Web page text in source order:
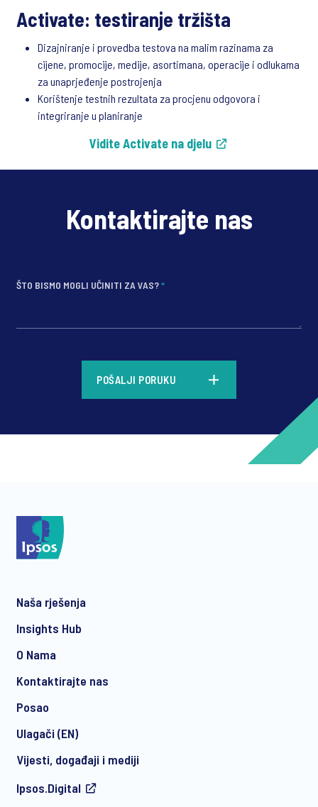
Activate: testiranje tržišta
Dizajniranje i provedba testova na malim razinama za
cijene, promocije, medije, asortimana, operacije i odlukama
za unaprjeđenje postrojenja
Korištenje testnih rezultata za procjenu odgovora i
integriranje u planiranje
Vidite Activate na djelu
Kontaktirajte nas
ŠTO BISMO MOGLI UČINITI ZA VAS?*
*
communication about products and services including
POŠALJI PORUKU
Naša rješenja
Insights Hub
O Nama
Kontaktirajte nas
Posao
Ulagači (EN)
Vijesti, događaji i mediji
Ipsos.Digital